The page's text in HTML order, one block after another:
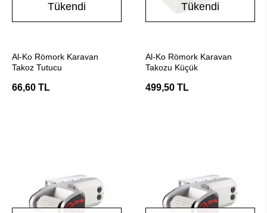
Tükendi
Al-Ko Römork Karavan
Takoz Tutucu
66,60 TL
Tükendi
Al-Ko Römork Karavan
Takozu Küçük
499,50 TL